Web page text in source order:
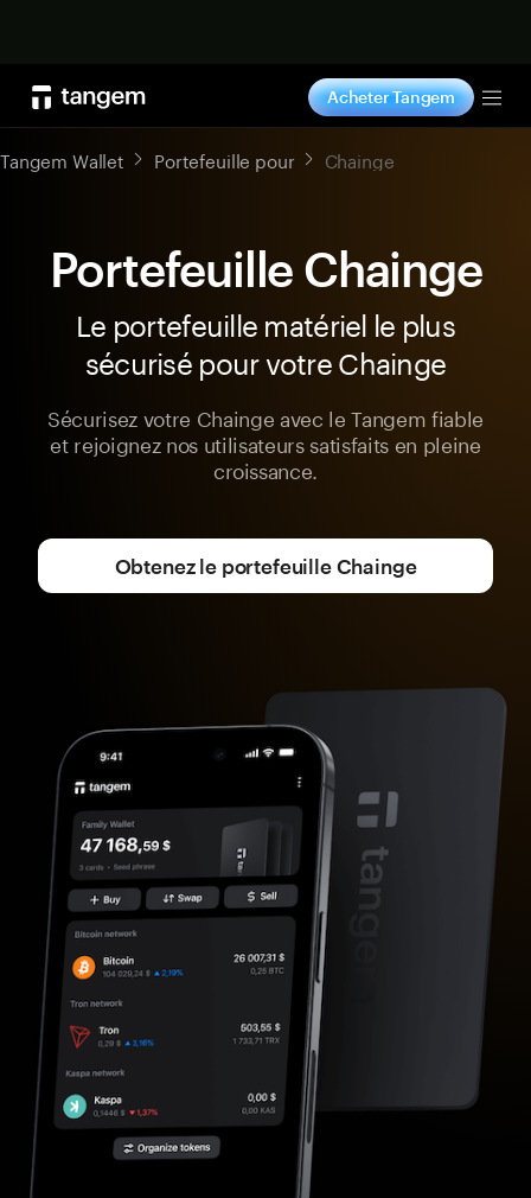
Acheter Tangem
Tangem Wallet Portefeuille pour Chainge
Portefeuille Chainge
Le portefeuille matériel le plus
sécurisé pour votre Chainge
Sécurisez votre Chainge avec le Tangem fiable
et rejoignez nos utilisateurs satisfaits en pleine
croissance.
Obtenez le portefeuille Chainge